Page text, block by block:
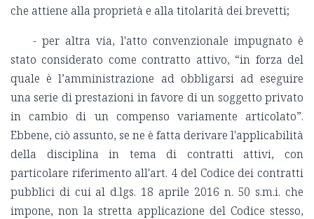
che attiene alla proprietà e alla titolarità dei brevetti;
- per altra via, l'atto convenzionale impugnato è
stato considerato come contratto attivo, “in forza del
quale è l’amministrazione ad obbligarsi ad eseguire
una serie di prestazioni in favore di un soggetto privato
in cambio di un compenso variamente articolato”.
Ebbene, ciò assunto, se ne è fatta derivare l'applicabilità
della disciplina in tema di contratti attivi, con
particolare riferimento all'art. 4 del Codice dei contratti
pubblici di cui al d.lgs. 18 aprile 2016 n. 50 s.m.i. che
impone, non la stretta applicazione del Codice stesso,